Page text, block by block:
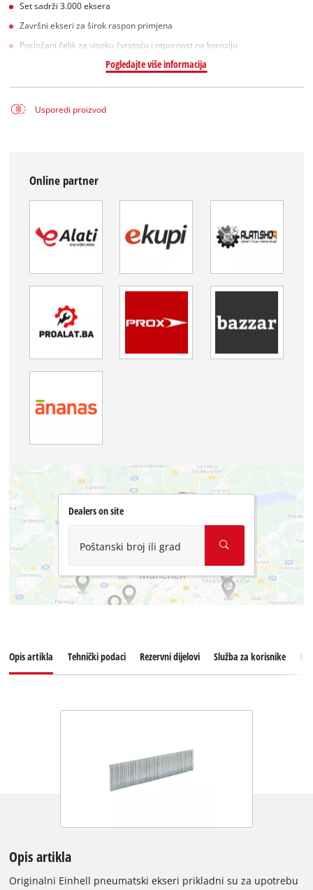
Set sadrži 3.000 eksera
Završni ekseri za širok raspon primjena
Pocinčani čelik za visoku čvrstoću i otpornost na koroziju
Pogledajte više informacija
Usporedi proizvod
Online partner
Dealers on site
Poštanski broj ili grad
Opis artikla Tehnički podaci Rezervni dijelovi Služba za korisnike
Opis artikla
Originalni Einhell pneumatski ekseri prikladni su za upotrebu